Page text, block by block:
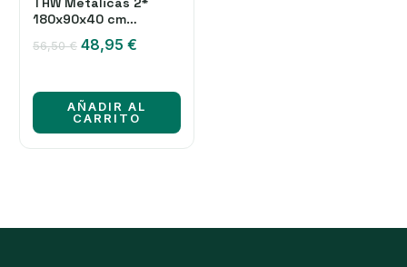
180x90x40 cm
Galvanizada
Modular.10 Baldas
Multiposición Cocina,
Baño…
56,50€ El
era:
56,50 €.
48,95€
es:
48,95 €.
AÑADIR AL
CARRITO